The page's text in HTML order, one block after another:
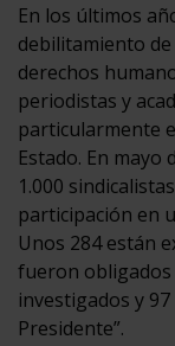
En los últimos
debilitamiento
derechos
periodistas y
particularmente
Estado. En mayo
1.000
participación en
Unos 284 están
fueron obligados
investigados y
Presidente”.